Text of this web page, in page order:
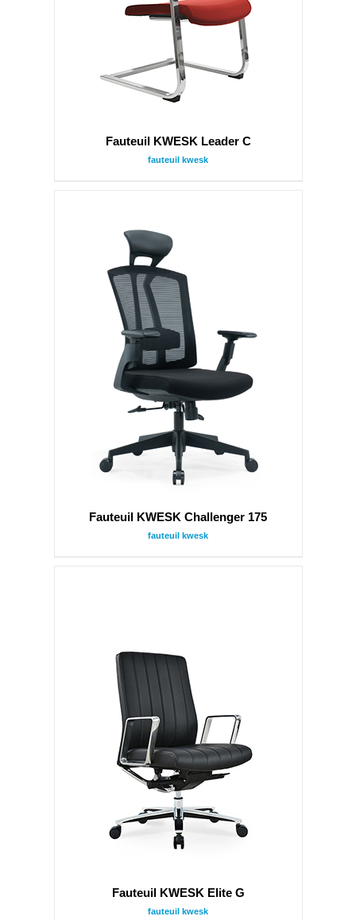
Fauteuil KWESK Leader C
fauteuil kwesk
Fauteuil KWESK Challenger 175
fauteuil kwesk
Fauteuil KWESK Elite G
fauteuil kwesk